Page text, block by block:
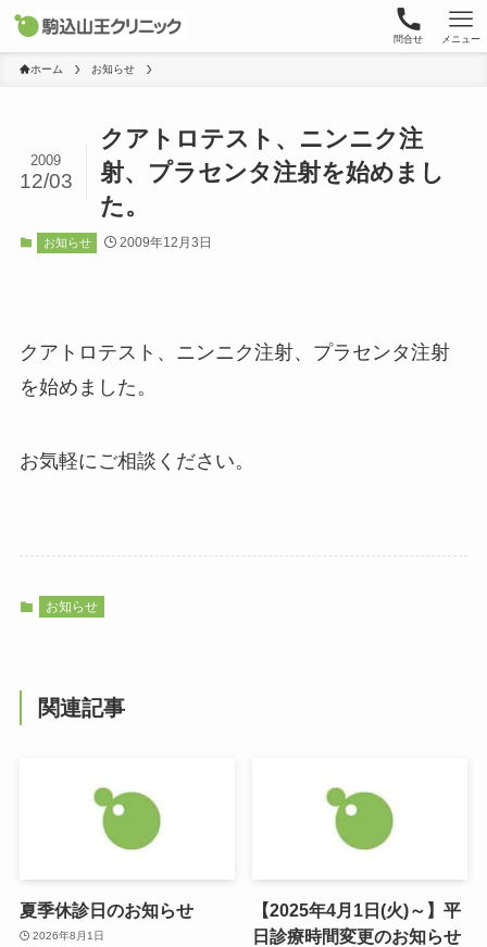
問合せ メニュー
ホーム お知らせ
クアトロテスト、ニンニク注
射、プラセンタ注射を始めまし
た。
2009
12/03
お知らせ 2009年12月3日
クアトロテスト、ニンニク注射、プラセンタ注射
を始めました。
お気軽にご相談ください。
お知らせ
関連記事
夏季休診日のお知らせ
2026年8月1日
【2025年4月1日(火)～】平
日診療時間変更のお知らせ